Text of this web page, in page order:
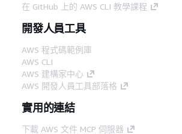
在 GitHub 上的 AWS CLI 教學課程
開發人員工具
AWS 程式碼範例庫
AWS CLI
AWS 建構家中心
AWS 開發人員工具部落格
實用的連結
下載 AWS 文件 MCP 伺服器